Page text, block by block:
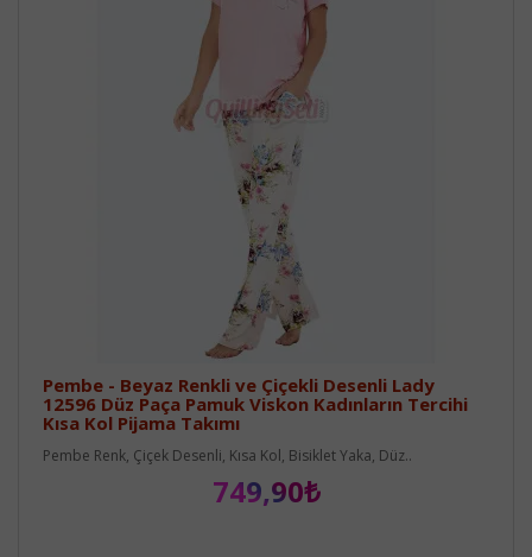
Pembe - Beyaz Renkli ve Çiçekli Desenli Lady
12596 Düz Paça Pamuk Viskon Kadınların Tercihi
Kısa Kol Pijama Takımı
Pembe Renk, Çiçek Desenli, Kısa Kol, Bisiklet Yaka, Düz..
749,90₺